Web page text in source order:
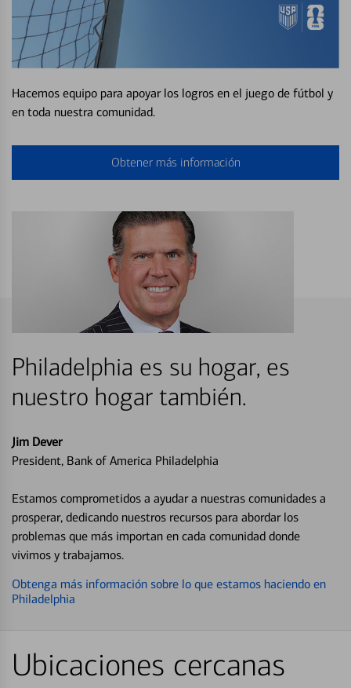
Hacemos equipo para apoyar los logros en el juego de fútbol y
en toda nuestra comunidad.
Obtener más información
Philadelphia es su hogar, es
nuestro hogar también.
Jim Dever
President, Bank of America Philadelphia
Estamos comprometidos a ayudar a nuestras comunidades a
prosperar, dedicando nuestros recursos para abordar los
problemas que más importan en cada comunidad donde
vivimos y trabajamos.
Obtenga más información sobre lo que estamos haciendo en
Philadelphia
Ubicaciones cercanas